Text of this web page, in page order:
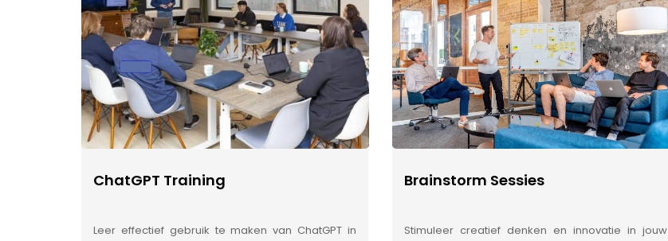
ChatGPT Training
Leer effectief gebruik te maken van ChatGPT in
Brainstorm Sessies
Stimuleer creatief denken en innovatie in jouw